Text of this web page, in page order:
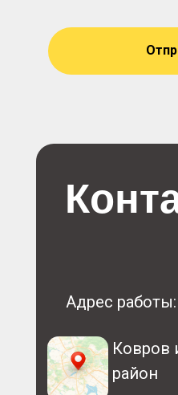
Ковров
район
Адрес работы: